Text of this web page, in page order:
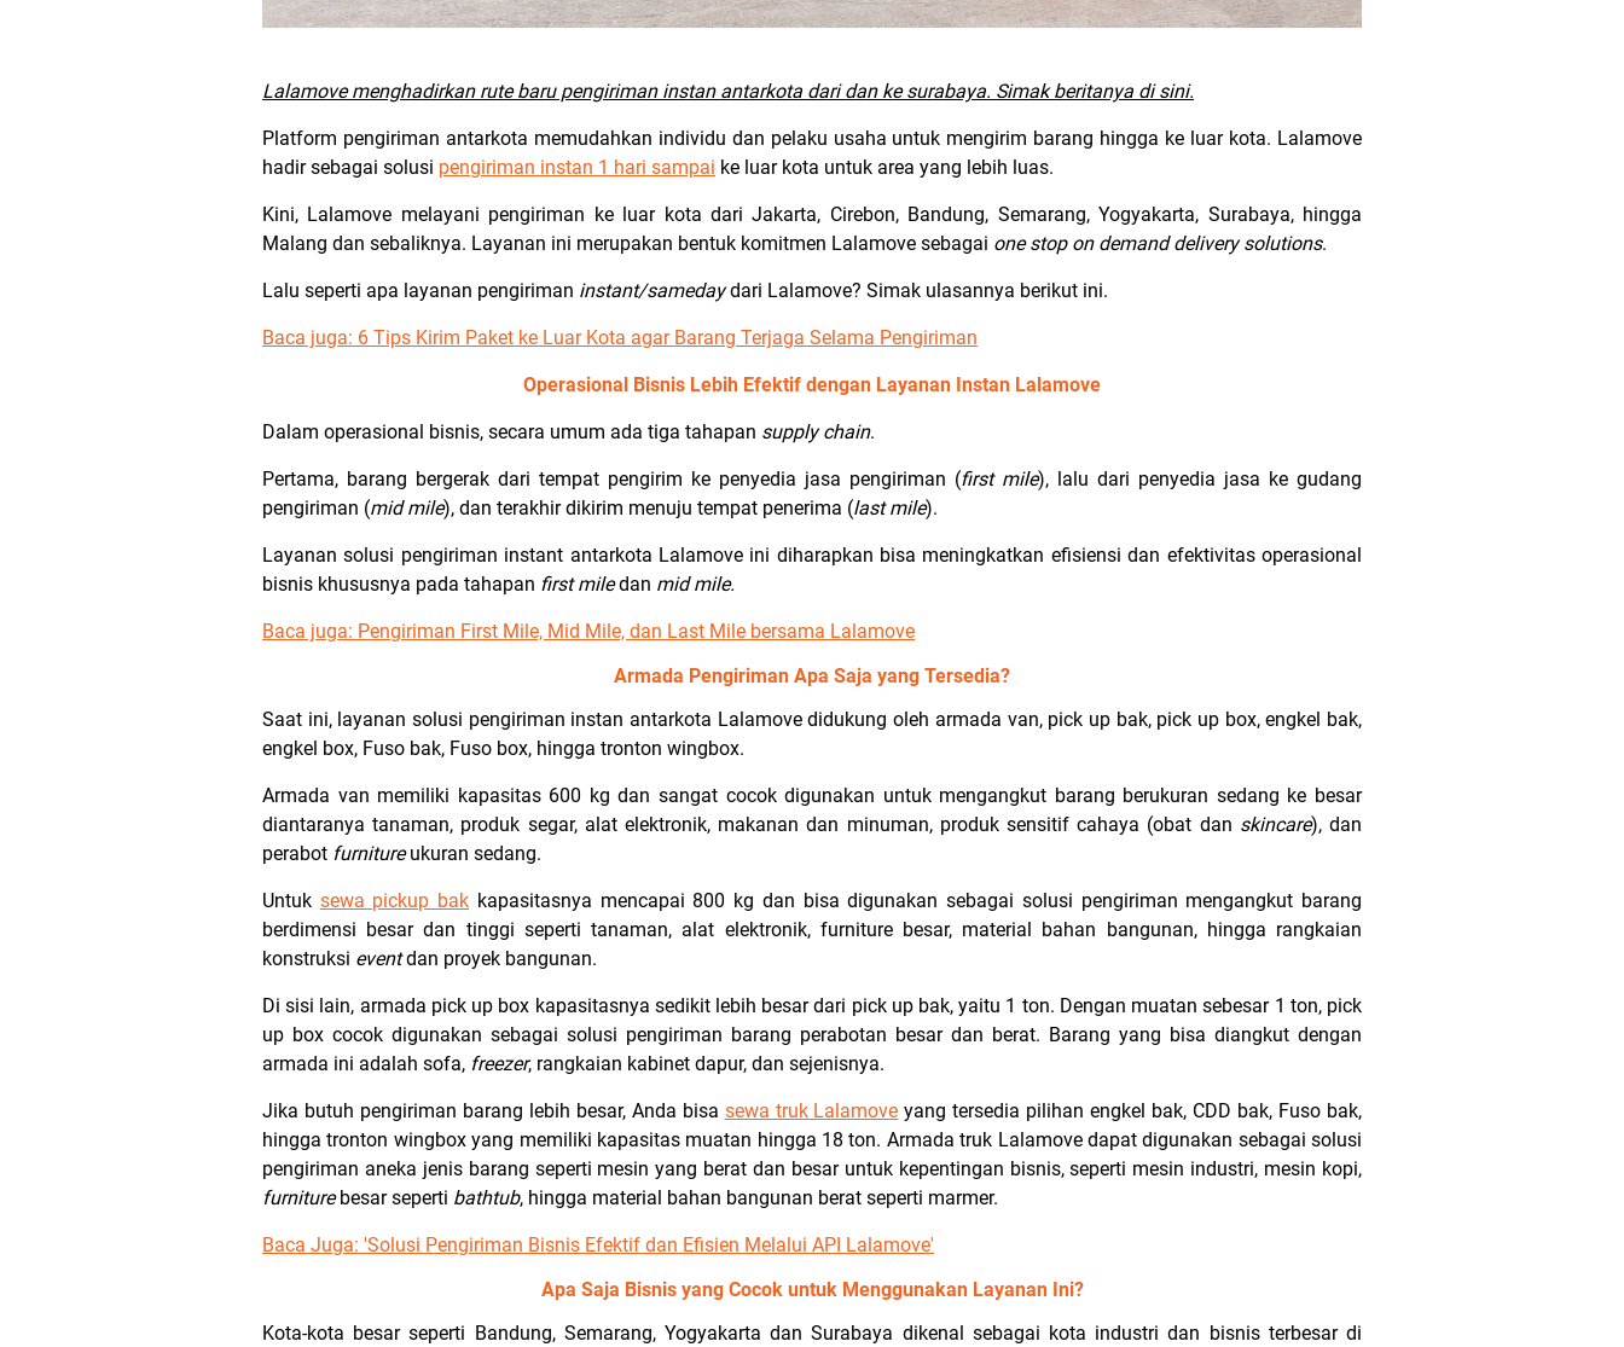
Lalamove menghadirkan rute baru pengiriman instan antarkota dari dan ke surabaya. Simak beritanya di sini.
Platform pengiriman antarkota memudahkan individu dan pelaku usaha untuk mengirim barang hingga ke luar kota. Lalamove
hadir sebagai solusi pengiriman instan 1 hari sampai ke luar kota untuk area yang lebih luas.
Kini, Lalamove melayani pengiriman ke luar kota dari Jakarta, Cirebon, Bandung, Semarang, Yogyakarta, Surabaya, hingga
Malang dan sebaliknya. Layanan ini merupakan bentuk komitmen Lalamove sebagai one stop on demand delivery solutions.
Lalu seperti apa layanan pengiriman instant/samedaydari Lalamove? Simak ulasannya berikut ini.
Baca juga: 6 Tips Kirim Paket ke Luar Kota agar Barang Terjaga Selama Pengiriman
Operasional Bisnis Lebih Efektif dengan Layanan Instan Lalamove
Dalam operasional bisnis, secara umum ada tiga tahapan supply chain.
Pertama, barang bergerak dari tempat pengirim ke penyedia jasa pengiriman (first mile), lalu dari penyedia jasa ke gudang
pengiriman (mid mile), dan terakhir dikirim menuju tempat penerima (last mile).
Layanan solusi pengiriman instant antarkota Lalamove ini diharapkan bisa meningkatkan efisiensi dan efektivitas operasional
bisnis khususnya pada tahapan first miledan mid mile.
Baca juga: Pengiriman First Mile, Mid Mile, dan Last Mile bersama Lalamove
Armada Pengiriman Apa Saja yang Tersedia?
Saat ini, layanan solusi pengiriman instan antarkota Lalamove didukung oleh armada van, pick up bak, pick up box, engkel bak,
engkel box, Fuso bak, Fuso box, hingga tronton wingbox.
Armada van memiliki kapasitas 600 kg dan sangat cocok digunakan untuk mengangkut barang berukuran sedang ke besar
diantaranya tanaman, produk segar, alat elektronik, makanan dan minuman, produk sensitif cahaya (obat dan skincare), dan
perabot furnitureukuran sedang.
Untuk sewa pickup bak kapasitasnya mencapai 800 kg dan bisa digunakan sebagai solusi pengiriman mengangkut barang
berdimensi besar dan tinggi seperti tanaman, alat elektronik, furniture besar, material bahan bangunan, hingga rangkaian
konstruksi eventdan proyek bangunan.
Di sisi lain, armada pick up box kapasitasnya sedikit lebih besar dari pick up bak, yaitu 1 ton. Dengan muatan sebesar 1 ton, pick
up box cocok digunakan sebagai solusi pengiriman barang perabotan besar dan berat. Barang yang bisa diangkut dengan
armada ini adalah sofa, freezer, rangkaian kabinet dapur, dan sejenisnya.
Jika butuh pengiriman barang lebih besar, Anda bisa sewa truk Lalamove yang tersedia pilihan engkel bak, CDD bak, Fuso bak,
hingga tronton wingbox yang memiliki kapasitas muatan hingga 18 ton. Armada truk Lalamove dapat digunakan sebagai solusi
pengiriman aneka jenis barang seperti mesin yang berat dan besar untuk kepentingan bisnis, seperti mesin industri, mesin kopi,
furniturebesar seperti bathtub, hingga material bahan bangunan berat seperti marmer.
Baca Juga: 'Solusi Pengiriman Bisnis Efektif dan Efisien Melalui API Lalamove'
Apa Saja Bisnis yang Cocok untuk Menggunakan Layanan Ini?
Kota-kota besar seperti Bandung, Semarang, Yogyakarta dan Surabaya dikenal sebagai kota industri dan bisnis terbesar di